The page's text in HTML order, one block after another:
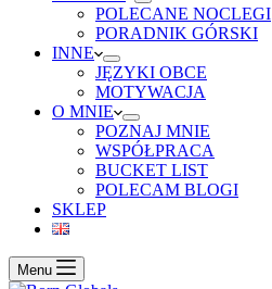
POLECANE NOCLEGI
PORADNIK GÓRSKI
INNE
JĘZYKI OBCE
MOTYWACJA
O MNIE
POZNAJ MNIE
WSPÓŁPRACA
BUCKET LIST
POLECAM BLOGI
SKLEP
Menu